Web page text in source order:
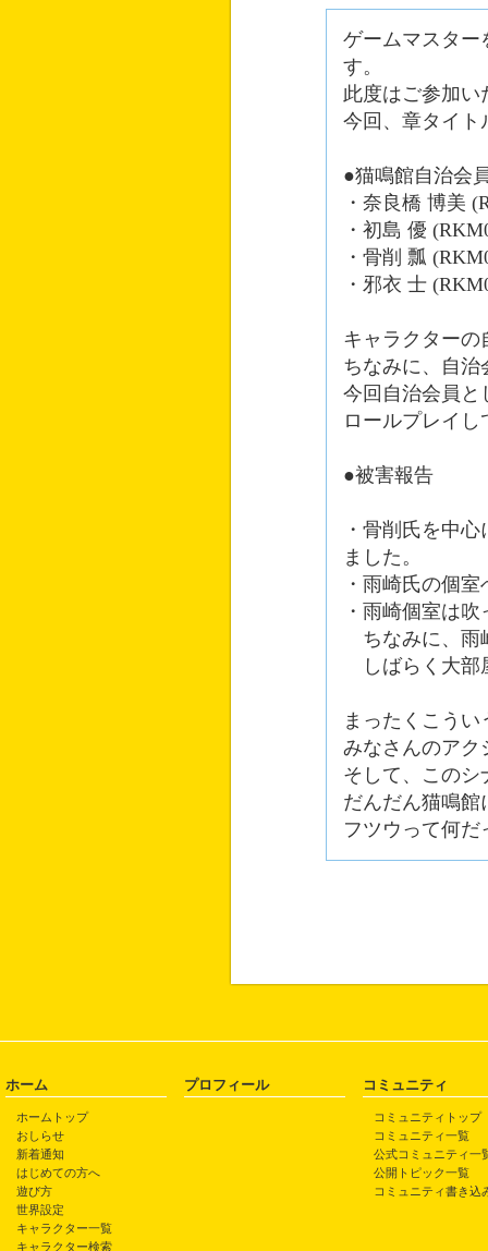
ゲームマスター
す。
此度はご参加い
今回、章タイト
●猫鳴館自治会
・奈良橋 博美
・初島 優
・骨削 瓢
・邪衣 士
キャラクターの
ちなみに、自治
今回自治会員と
ロールプレイ
●被害報告
・骨削氏を中
ました。
・雨崎氏の個
・雨崎個室は
ちなみに、雨
しばらく大部
まったくこう
みなさんのアク
そして、このシ
だんだん猫鳴館
フツウって何
ホーム
ホームトップ
おしらせ
新着通知
はじめての方へ
遊び方
世界設定
キャラクター一覧
キャラクター検索
プロフィール コミュニティ
コミュニティトップ
コミュニティ一覧
公式コミュニティ一
公開トピック一覧
コミュニティ書き込